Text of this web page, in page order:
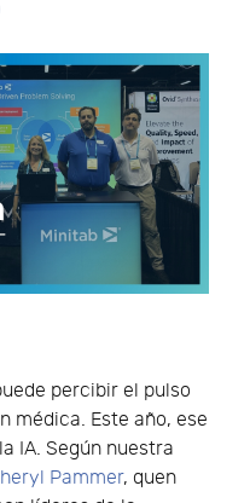
percibir el pulso
médica. Este año, ese
IA. Según nuestra
Pammer, quen